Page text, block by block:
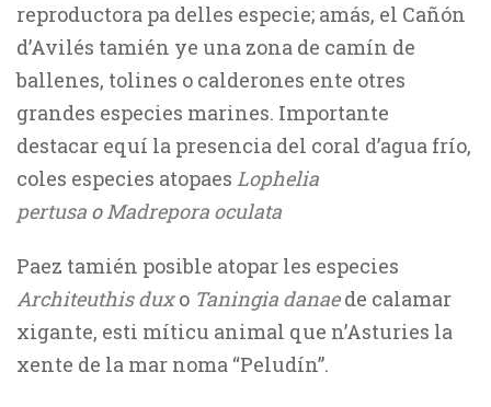
reproductora pa delles especie; amás, el Cañón
d’Avilés tamién ye una zona de camín de
ballenes, tolines o calderones ente otres
grandes especies marines. Importante
destacar equí la presencia del coral d’agua frío,
coles especies atopaes Lophelia
pertusa oMadrepora oculata
Paez tamién posible atopar les especies
Architeuthis duxo Taningia danae de calamar
xigante, esti míticu animal que n’Asturies la
xente de la mar noma “Peludín”.